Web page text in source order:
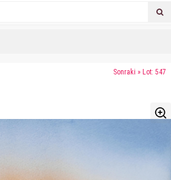
Sonraki » Lot: 547